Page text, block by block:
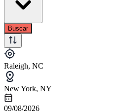
Buscar
Raleigh, NC
New York, NY
09/08/2026